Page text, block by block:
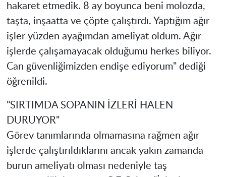
hakaret etmedik. 8 ay boyunca beni molozda,
taşta, inşaatta ve çöpte çalıştırdı. Yaptığım ağır
işler yüzden ayağımdan ameliyat oldum. Ağır
işlerde çalışamayacak olduğumu herkes biliyor.
Can güvenliğimizden endişe ediyorum" dediği
öğrenildi.
"SIRTIMDA SOPANIN İZLERİ HALEN
DURUYOR"
Görev tanımlarında olmamasına rağmen ağır
işlerde çalıştırıldıklarını ancak yakın zamanda
burun ameliyatı olması nedeniyle taş